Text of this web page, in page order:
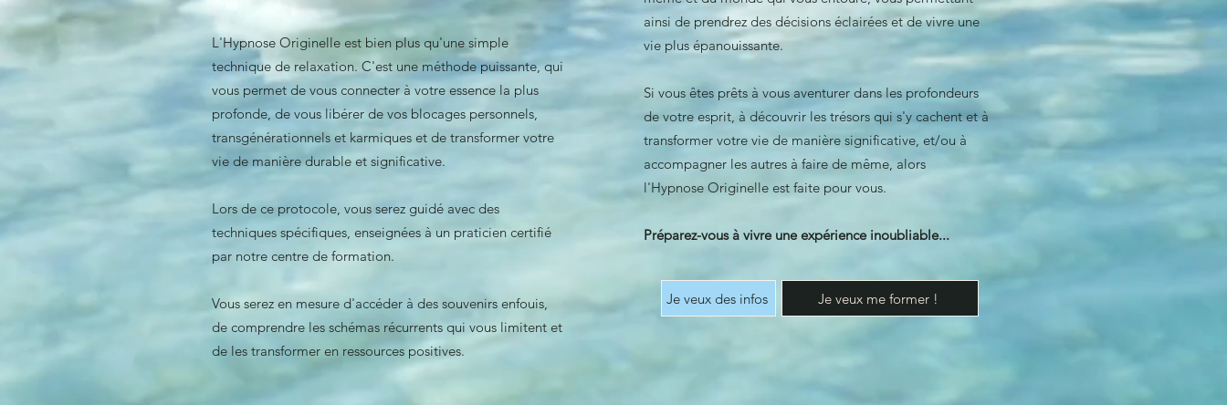
L'Hypnose Originelle est bien plus qu'une simple
technique de relaxation. C'est une méthode puissante, qui
vous permet de vous connecter à votre essence la plus
profonde, de vous libérer de vos blocages personnels,
transgénérationnels et karmiques et de transformer votre
vie de manière durable et significative.
Lors de ce protocole, vous serez guidé avec des
techniques spécifiques, enseignées à un praticien certifié
par notre centre de formation.
Vous serez en mesure d'accéder à des souvenirs enfouis,
de comprendre les schémas récurrents qui vous limitent et
de les transformer en ressources positives.
ainsi de prendrez des décisions éclairées et de vivre une
vie plus épanouissante.
Si vous êtes prêts à vous aventurer dans les profondeurs
de votre esprit, à découvrir les trésors qui s'y cachent et à
transformer votre vie de manière significative, et/ou à
accompagner les autres à faire de même, alors
l'Hypnose Originelle est faite pour vous.
Préparez-vous à vivre une expérience inoubliable...
Je veux des infos Je veux me former !